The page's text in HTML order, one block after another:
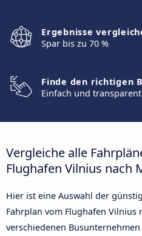
Ergebnisse
Spar bis zu 70 %
Finde den richtigen
Einfach und transparent
Vergleiche alle
Flughafen Vilnius nach
Hier ist eine Auswahl der
Fahrplan vom Flughafen Vilnius
verschiedenen Busunternehmen